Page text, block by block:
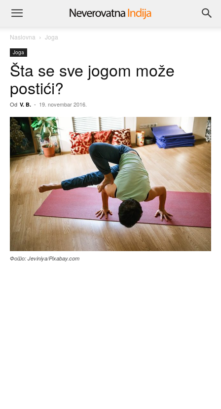
Naslovna Joga
Joga
Šta se sve jogom može
postići?
Od V. B. - 19. novembar 2016.
Фото: Jeviniya/Pixabay.com